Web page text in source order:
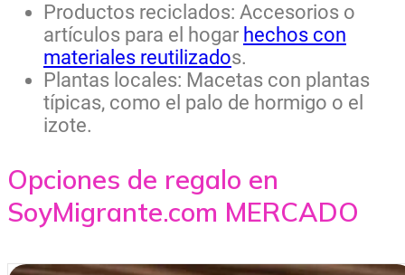
Productos reciclados: Accesorios o
artículos para el hogar hechos con
materiales reutilizados.
Plantas locales: Macetas con plantas
típicas, como el palo de hormigo o el
izote.
Opciones de regalo en
SoyMigrante.com MERCADO